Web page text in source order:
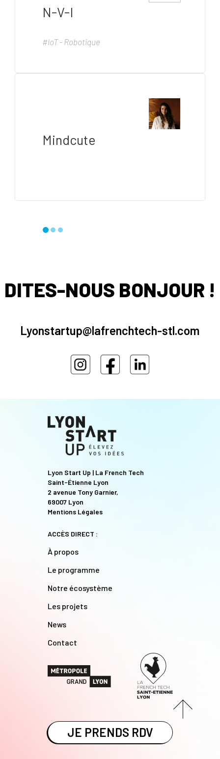
N-V-I
#IoT - Robotique
Mindcute
DITES-NOUS BONJOUR !
Lyonstartup@lafrenchtech-stl.com
Lyon Start Up | La French Tech
Saint-Étienne Lyon
2 avenue Tony Garnier,
69007 Lyon
Mentions Légales
ACCÈS DIRECT :
À propos
Le programme
Notre écosystème
Les projets
News
Contact
JE PRENDS RDV